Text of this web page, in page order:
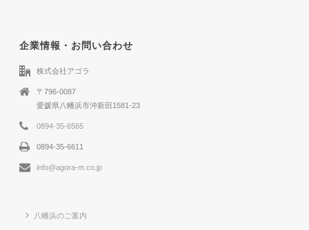
企業情報・お問い合わせ
株式会社アゴラ
〒796-0087
愛媛県八幡浜市沖新田1581-23
0894-35-6565
0894-35-6611
info@agora-m.co.jp
八幡浜のご案内